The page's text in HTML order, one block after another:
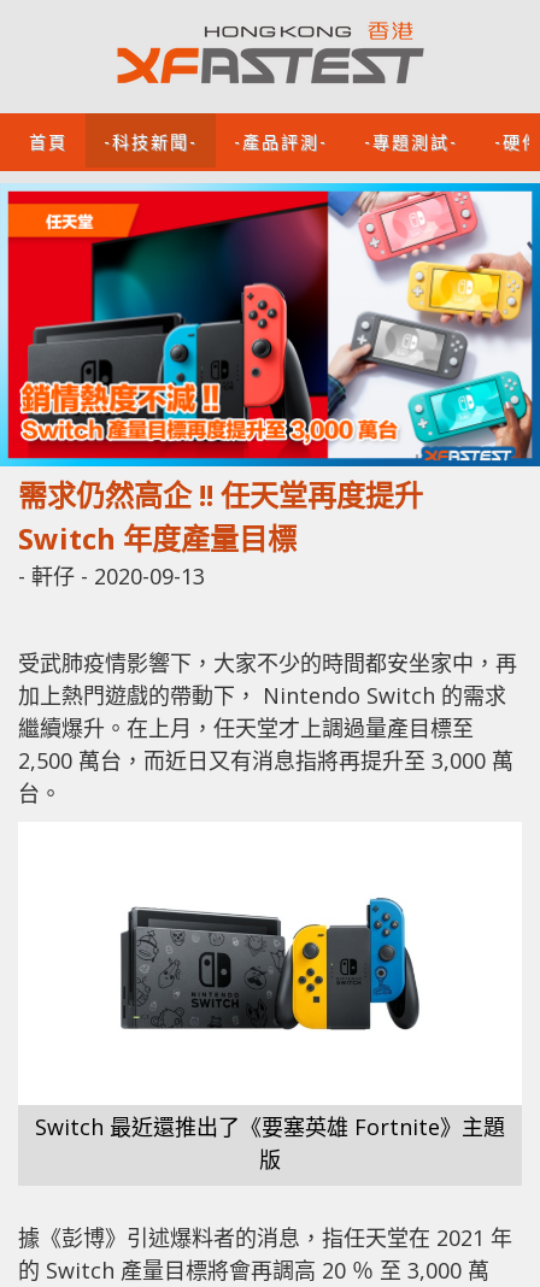
首頁 -科技新聞- -產品評測- -專題測試- -硬
需求仍然高企 !! 任天堂再度提升
Switch 年度產量目標
- 軒仔 - 2020-09-13
受武肺疫情影響下，大家不少的時間都安坐家中，再
加上熱門遊戲的帶動下， Nintendo Switch 的需求
繼續爆升。在上月，任天堂才上調過量產目標至
2,500 萬台，而近日又有消息指將再提升至 3,000 萬
台。
Switch 最近還推出了《要塞英雄 Fortnite》主題
版
據《彭博》引述爆料者的消息，指任天堂在 2021 年
的 Switch 產量目標將會再調高 20 ％ 至 3,000 萬